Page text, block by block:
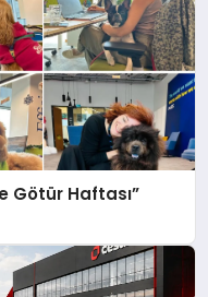
Götür Haftası”